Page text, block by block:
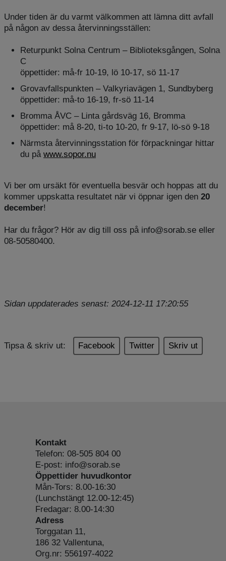
Under tiden är du varmt välkommen att lämna ditt avfall
på någon av dessa återvinningsställen:
Returpunkt Solna Centrum – Biblioteksgången, Solna
C
öppettider: må-fr 10-19, lö 10-17, sö 11-17
Grovavfallspunkten – Valkyriavägen 1, Sundbyberg
öppettider: må-to 16-19, fr-sö 11-14
Bromma ÅVC – Linta gårdsväg 16, Bromma
öppettider: må 8-20, ti-to 10-20, fr 9-17, lö-sö 9-18
Närmsta återvinningsstation för förpackningar hittar
du på www.sopor.nu
Vi ber om ursäkt för eventuella besvär och hoppas att du
kommer uppskatta resultatet när vi öppnar igen den 20
december!
Har du frågor? Hör av dig till oss på info@sorab.se eller
08-50580400.
Sidan uppdaterades senast: 2024-12-11 17:20:55
Tipsa & skriv ut: Facebook Twitter Skriv ut
Kontakt
Telefon: 08-505 804 00
E-post: info@sorab.se
Öppettider huvudkontor
Mån-Tors: 8.00-16:30
(Lunchstängt 12.00-12:45)
Fredagar: 8.00-14:30
Adress
Torggatan 11,
186 32 Vallentuna,
Org.nr: 556197-4022